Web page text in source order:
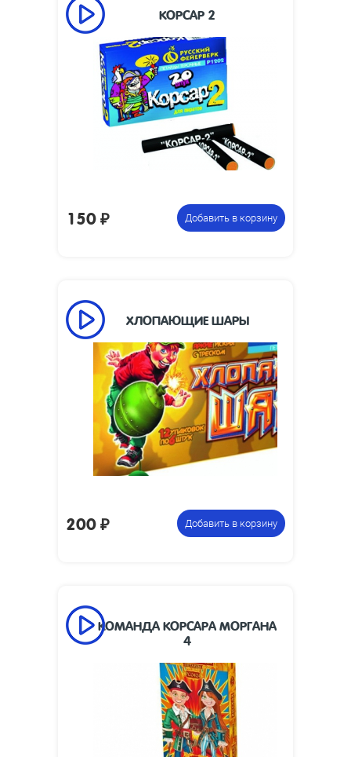
КОРСАР 2
47 x 8
упаковки, мм:
85 х 275 х 60
Вес упаковки,
0.45
Цена указана
15 коробочек по 20 петард,
150₽ Добавить в корзину
ХЛОПАЮЩИЕ ШАРЫ
Размеры
изделия, мм:
22 x 22
Размеры
упаковки, мм:
240 х 112 х 48
Вес упаковки,
0.3
12 коробочек по 6 петард,
200₽ Добавить в корзину
КОМАНДА КОРСАРА МОРГАНА
4
Цена указана
12 коробочек по 12 петард ,
всего 144 петарды